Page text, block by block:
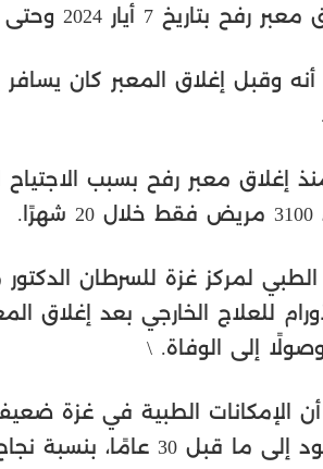
7 أيار 2024 وحتى الآن.
إغلاق معبر رفح بسبب الاجتياح
الطبي لمركز غزة للسرطان
للعلاج الخارجي بعد إغلاق
إلى الوفاة. \
الإمكانات الطبية في غزة
المتوفر حاليًا يعود إلى ما